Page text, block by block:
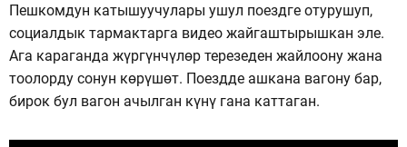
Пешкомдун катышуучулары ушул поездге отурушуп,
социалдык тармактарга видео жайгаштырышкан эле.
Ага караганда жүргүнчүлөр терезеден жайлоону жана
тоолорду сонун көрүшөт. Поездде ашкана вагону бар,
бирок бул вагон ачылган күнү гана каттаган.